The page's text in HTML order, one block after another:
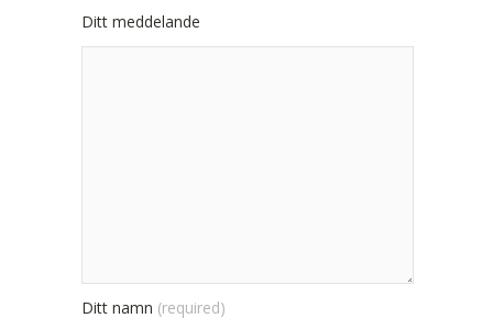
Ditt meddelande
Ditt namn (required)